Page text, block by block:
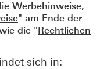
Werbehinweise,
" am Ende der
die "Rechtlichen
sich in: